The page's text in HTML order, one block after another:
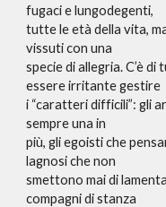
fugaci e lungodegenti,
tutte le età della vita,
vissuti con una
specie di allegria. C’è
essere irritante gestire
i “caratteri difficili”: gli
sempre una in
più, gli egoisti che
lagnosi che non
smettono mai di
compagni di stanza